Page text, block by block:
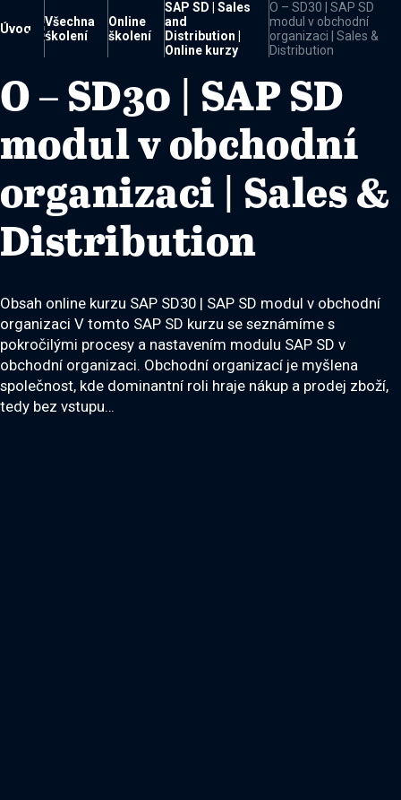

Úvod
Všechna
školení
Online
školení
SAP SD | Sales
and
Distribution |
Online kurzy
O – SD30 | SAP SD
modul v obchodní
organizaci | Sales &
Distribution
O – SD30 | SAP SD
modul v obchodní
organizaci | Sales &
Distribution
Obsah online kurzu SAP SD30 | SAP SD modul v obchodní
organizaci V tomto SAP SD kurzu se seznámíme s
pokročilými procesy a nastavením modulu SAP SD v
obchodní organizaci. Obchodní organizací je myšlena
společnost, kde dominantní roli hraje nákup a prodej zboží,
tedy bez vstupu…